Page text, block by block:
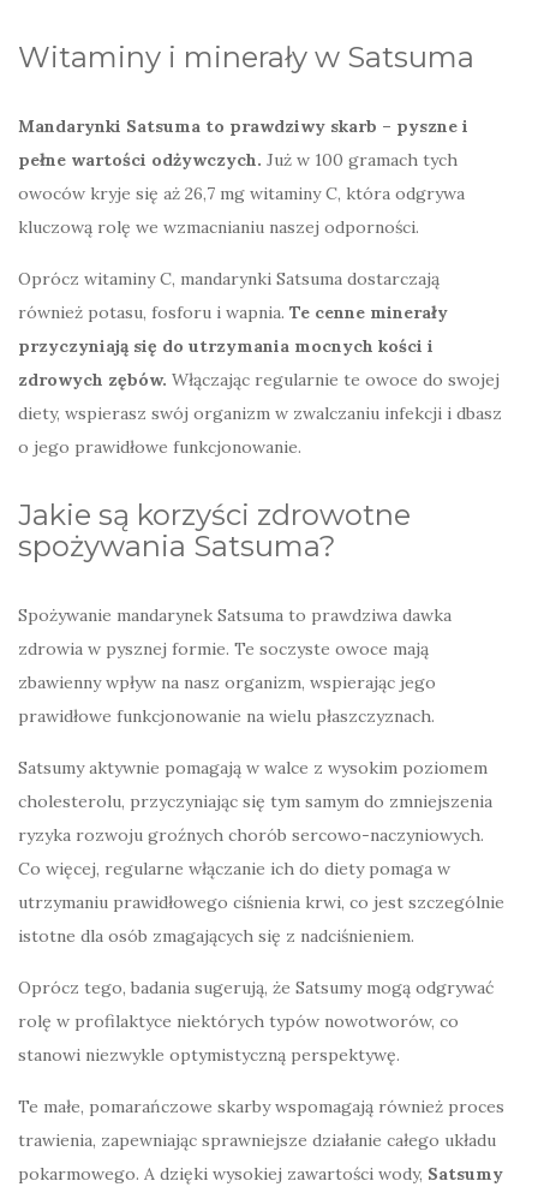
Witaminy i minerały w Satsuma
Mandarynki Satsuma to prawdziwy skarb – pyszne i
pełne wartości odżywczych. Już w 100 gramach tych
owoców kryje się aż 26,7 mg witaminy C, która odgrywa
kluczową rolę we wzmacnianiu naszej odporności.
Oprócz witaminy C, mandarynki Satsuma dostarczają
również potasu, fosforu i wapnia. Te cenne minerały
przyczyniają się do utrzymania mocnych kości i
zdrowych zębów. Włączając regularnie te owoce do swojej
diety, wspierasz swój organizm w zwalczaniu infekcji i dbasz
o jego prawidłowe funkcjonowanie.
Jakie są korzyści zdrowotne
spożywania Satsuma?
Spożywanie mandarynek Satsuma to prawdziwa dawka
zdrowia w pysznej formie. Te soczyste owoce mają
zbawienny wpływ na nasz organizm, wspierając jego
prawidłowe funkcjonowanie na wielu płaszczyznach.
Satsumy aktywnie pomagają w walce z wysokim poziomem
cholesterolu, przyczyniając się tym samym do zmniejszenia
ryzyka rozwoju groźnych chorób sercowo-naczyniowych.
Co więcej, regularne włączanie ich do diety pomaga w
utrzymaniu prawidłowego ciśnienia krwi, co jest szczególnie
istotne dla osób zmagających się z nadciśnieniem.
Oprócz tego, badania sugerują, że Satsumy mogą odgrywać
rolę w profilaktyce niektórych typów nowotworów, co
stanowi niezwykle optymistyczną perspektywę.
Te małe, pomarańczowe skarby wspomagają również proces
trawienia, zapewniając sprawniejsze działanie całego układu
pokarmowego. A dzięki wysokiej zawartości wody, Satsumy